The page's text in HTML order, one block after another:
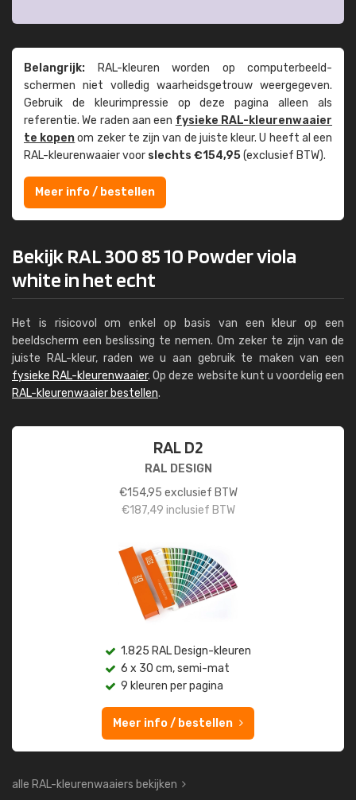
Belangrijk: RAL-kleuren worden op computer­beeld­
schermen niet volledig waarheids­­getrouw weer­gegeven.
Gebruik de kleur­impressie op deze pagina alleen als
referentie. We raden aan een fysieke RAL-kleuren­waaier
te kopenom zeker te zijn van de juiste kleur. U heeft al een
RAL-kleuren­waaier voor slechts €154,95(exclusief BTW).
Meer info / bestellen
Bekijk RAL 300 85 10 Powder viola
white in het echt
Het is risicovol om enkel op basis van een kleur op een
beeldscherm een beslissing te nemen. Om zeker te zijn van de
juiste RAL-kleur, raden we u aan gebruik te maken van een
fysieke RAL-kleurenwaaier. Op deze website kunt u voordelig een
RAL-kleurenwaaier bestellen.
RAL D2
RAL DESIGN
€154,95 exclusief BTW
€187,49 inclusief BTW
1.825 RAL Design-kleuren
6 x 30 cm, semi-mat
9 kleuren per pagina
Meer info / bestellen
alle RAL-kleurenwaaiers bekijken